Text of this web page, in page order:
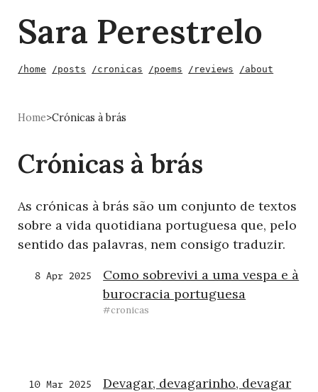
Sara Perestrelo
/home /posts /cronicas /poems /reviews /about
Home>Crónicas à brás
Crónicas à brás
As crónicas à brás são um conjunto de textos
sobre a vida quotidiana portuguesa que, pelo
sentido das palavras, nem consigo traduzir.
8 Apr 2025
Como sobrevivi a uma vespa e à
burocracia portuguesa
#cronicas
10 Mar 2025 Devagar, devagarinho, devagar